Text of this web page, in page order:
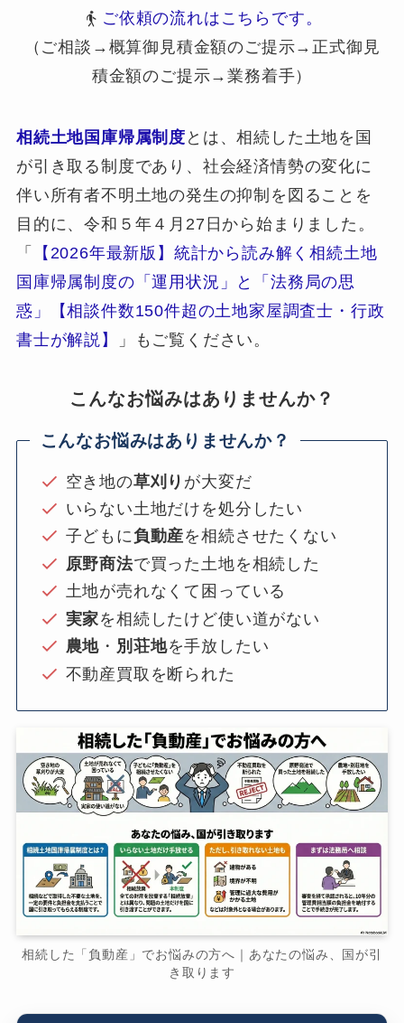
ご依頼の流れはこちらです。
（ご相談→概算御見積金額のご提示→正式御見
積金額のご提示→業務着手）
相続土地国庫帰属制度 とは、相続した土地を国
が引き取る制度であり、社会経済情勢の変化に
伴い所有者不明土地の発生の抑制を図ることを
目的に、令和５年４月27日から始まりました。
「
【2026年最新版】統計から読み解く相続土地
国庫帰属制度の「運用状況」と「法務局の思
惑」【相談件数150件超の土地家屋調査士・行政
書士が解説】
」もご覧ください。
こんなお悩みはありませんか？
こんなお悩みはありませんか？
空き地の草刈り が大変だ
いらない土地だけを処分したい
子どもに負動産を相続させたくない
原野商法で買った土地を相続した
土地が売れなくて困っている
実家を相続したけど使い道がない
農地 ・ 別荘地を手放したい
不動産買取を断られた
相続した「負動産」でお悩みの方へ｜あなたの悩み、国が引
き取ります